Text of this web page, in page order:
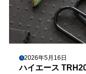
2026年5月16日
ハイエース